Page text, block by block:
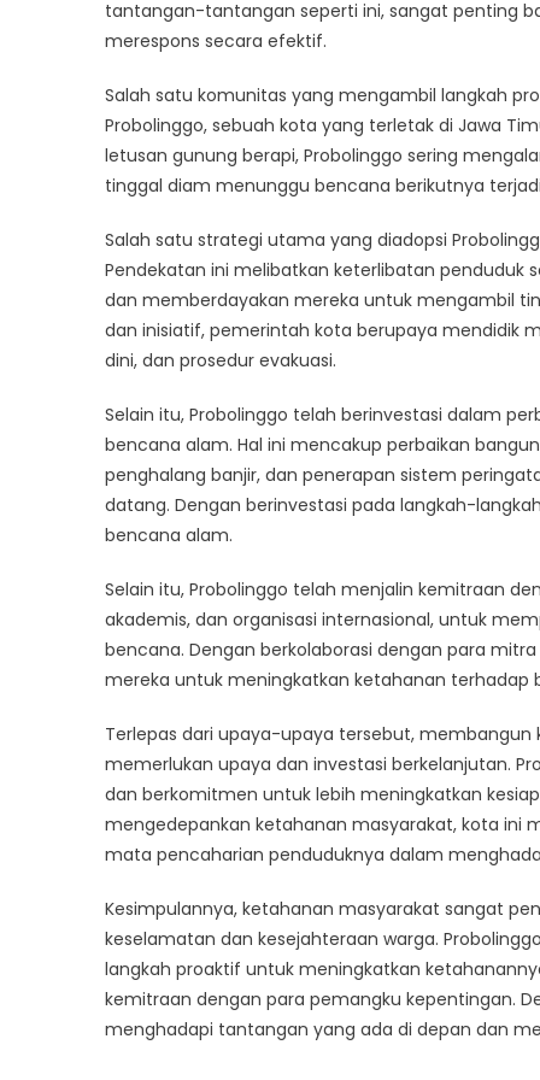
tantangan-tantangan seperti ini, sangat penting
merespons secara efektif.
Salah satu komunitas yang mengambil langkah
Probolinggo, sebuah kota yang terletak di Jawa
letusan gunung berapi, Probolinggo sering
tinggal diam menunggu bencana berikutnya
Salah satu strategi utama yang diadopsi
Pendekatan ini melibatkan keterlibatan
dan memberdayakan mereka untuk mengambil
dan inisiatif, pemerintah kota berupaya mendidik
dini, dan prosedur evakuasi.
Selain itu, Probolinggo telah berinvestasi dalam
bencana alam. Hal ini mencakup perbaikan
penghalang banjir, dan penerapan sistem
datang. Dengan berinvestasi pada langkah-
bencana alam.
Selain itu, Probolinggo telah menjalin kemitraan
akademis, dan organisasi internasional, untuk
bencana. Dengan berkolaborasi dengan para
mereka untuk meningkatkan ketahanan terhadap
Terlepas dari upaya-upaya tersebut,
memerlukan upaya dan investasi berkelanjutan.
dan berkomitmen untuk lebih meningkatkan
mengedepankan ketahanan masyarakat, kota ini
mata pencaharian penduduknya dalam
Kesimpulannya, ketahanan masyarakat sangat
keselamatan dan kesejahteraan warga.
langkah proaktif untuk meningkatkan
kemitraan dengan para pemangku kepentingan.
menghadapi tantangan yang ada di depan dan